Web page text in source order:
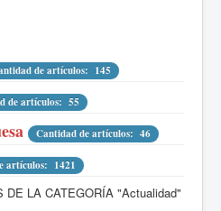
de artículos: 145
de artículos: 55
Cantidad de artículos: 46
artículos: 1421
DE LA CATEGORÍA "Actualidad"